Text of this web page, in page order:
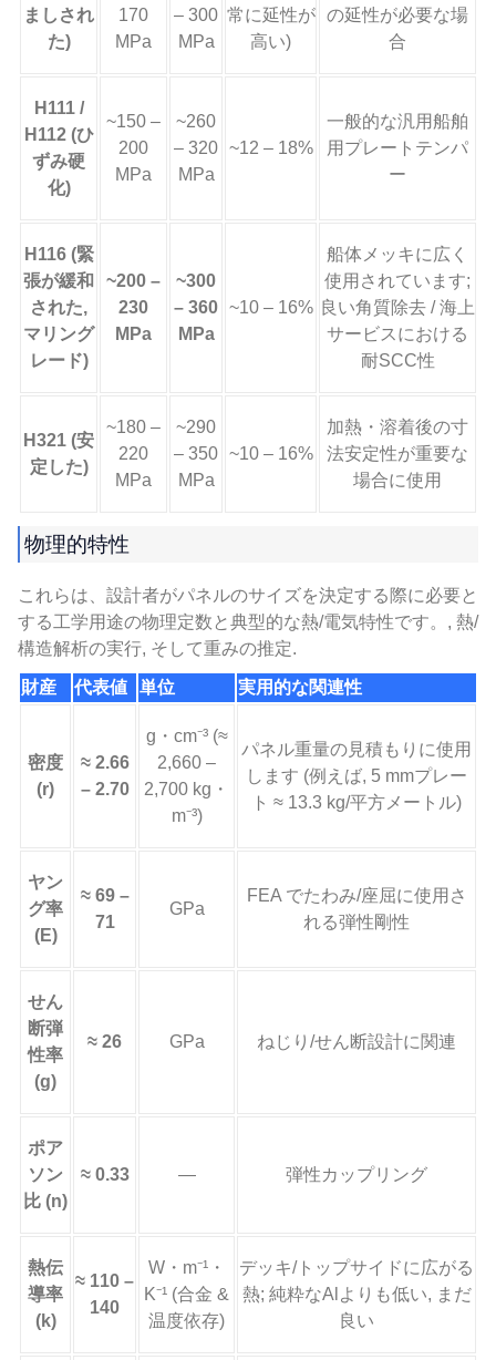
ましされ
た)
170
MPa
– 300
MPa
常に延性が
高い)
の延性が必要な場
合
H111 /
H112 (ひ
ずみ硬
化)
~150 –
200
MPa
~260
– 320
MPa
~12 – 18%
一般的な汎用船舶
用プレートテンパ
ー
H116 (緊
張が緩和
された,
マリング
レード)
~200 –
230
MPa
~300
– 360
MPa
~10 – 16%
船体メッキに広く
使用されています;
良い角質除去 / 海上
サービスにおける
耐SCC性
H321 (安
定した)
~180 –
220
MPa
~290
– 350
MPa
~10 – 16%
加熱・溶着後の寸
法安定性が重要な
場合に使用
物理的特性
これらは、設計者がパネルのサイズを決定する際に必要と
する工学用途の物理定数と典型的な熱/電気特性です。, 熱/
構造解析の実行, そして重みの推定.
財産 代表値 単位 実用的な関連性
密度
(r)
≈ 2.66
– 2.70
g・cm⁻³ (≈
2,660 –
2,700 kg・
m⁻³)
パネル重量の見積もりに使用
します (例えば, 5 mmプレー
ト ≈ 13.3 kg/平方メートル)
ヤン
グ率
(E)
≈ 69 –
71
GPa
FEA でたわみ/座屈に使用さ
れる弾性剛性
せん
断弾
性率
(g)
≈ 26 GPa ねじり/せん断設計に関連
ポア
ソン
比 (n)
≈ 0.33 — 弾性カップリング
熱伝
導率
(k)
≈ 110 –
140
W・m⁻¹・
K⁻¹ (合金 &
温度依存)
デッキ/トップサイドに広がる
熱; 純粋なAlよりも低い, まだ
良い